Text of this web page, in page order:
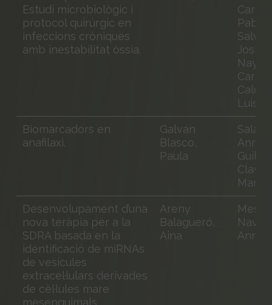
Estudi microbiològic i
protocol quirúrgic en
infeccions cròniques
amb inestabilitat òssia.
Pablo
Joshi
Luis
Biomarcadors en
anafilaxi.
Galvan
Blasco,
Paula
Sala
Anna;
Mar
Desenvolupament d’una
nova teràpia per a la
SDRA basada en la
identificació de miRNAs
de vesícules
extracel·lulars derivades
de cèl·lules mare
mesenquimals
Areny
Balagueró,
Aina
Anna